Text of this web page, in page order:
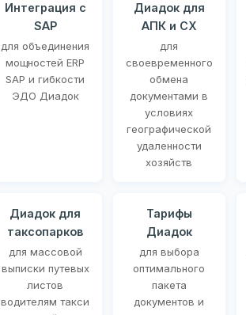
Интеграция с
SAP
для объединения
мощностей ERP
SAP и гибкости
ЭДО Диадок
Диадок для
АПК и СХ
для
своевременного
обмена
документами в
условиях
географической
удаленности
хозяйств
Диадок для
таксопарков
для массовой
выписки путевых
листов
водителям такси
Тарифы
Диадок
для выбора
оптимального
пакета
документов и